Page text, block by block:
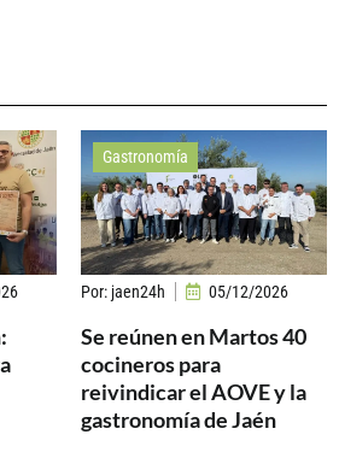
Gastronomía
Por: jaen24h 05/12/2026
Se reúnen en Martos 40
cocineros para
reivindicar el AOVE y la
gastronomía de Jaén